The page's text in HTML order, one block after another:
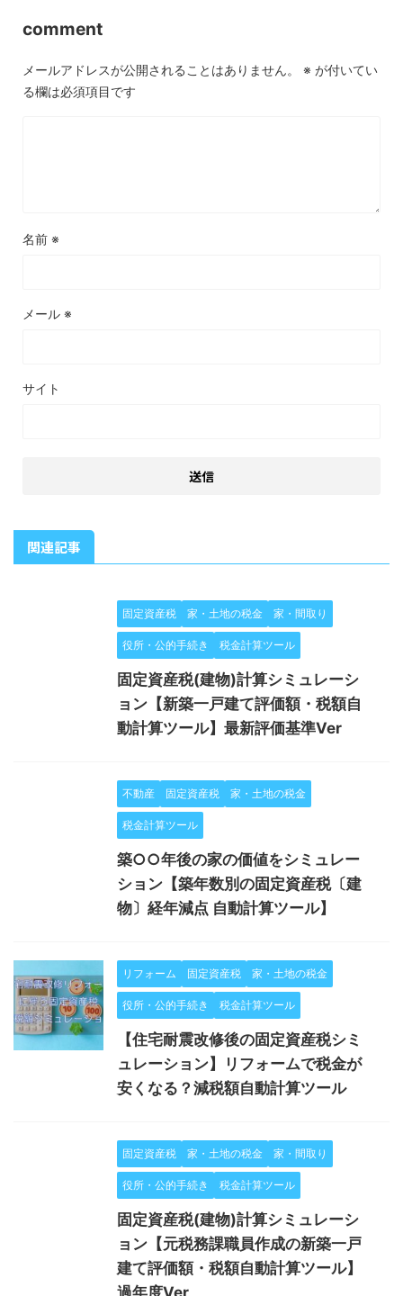
comment
メールアドレスが公開されることはありません。 ※ が付いてい
る欄は必須項目です
名前 ※
メール ※
サイト
関連記事
固定資産税 家・土地の税金 家・間取り
役所・公的手続き 税金計算ツール
固定資産税(建物)計算シミュレーシ
ョン【新築一戸建て評価額・税額自
動計算ツール】最新評価基準Ver
不動産 固定資産税 家・土地の税金
税金計算ツール
築○○年後の家の価値をシミュレー
ション【築年数別の固定資産税〔建
物〕経年減点 自動計算ツール】
リフォーム 固定資産税 家・土地の税金
役所・公的手続き 税金計算ツール
【住宅耐震改修後の固定資産税シミ
ュレーション】リフォームで税金が
安くなる？減税額自動計算ツール
固定資産税 家・土地の税金 家・間取り
役所・公的手続き 税金計算ツール
固定資産税(建物)計算シミュレーシ
ョン【元税務課職員作成の新築一戸
建て評価額・税額自動計算ツール】
過年度Ver